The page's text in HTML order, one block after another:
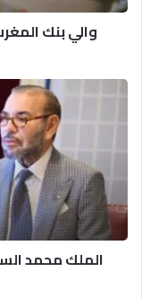
الرقمية
بالمغربوالي بنك
الملك
بمناسبة
العيد
الوطني
الملك محمد